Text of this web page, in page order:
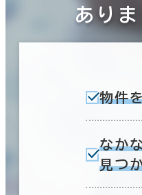
あり
物件
なか
見つ